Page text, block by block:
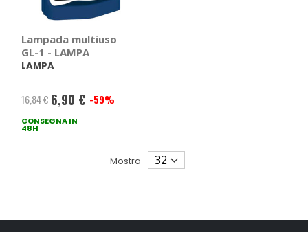
Lampada multiuso
GL-1 - LAMPA
LAMPA
16,84 € Prezzo
speciale
6,90 € -59%
CONSEGNA IN
48H
Mostra